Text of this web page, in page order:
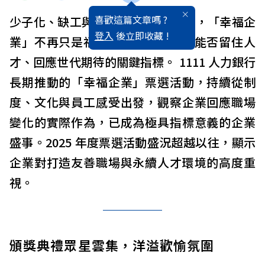
喜歡這篇文章嗎 ?
登入 後立即收藏 !
少子化、缺工與 AI 浪潮交織的當下，「幸福企
業」不再只是福利競賽，而是企業能否留住人
才、回應世代期待的關鍵指標。 1111 人力銀行
長期推動的「幸福企業」票選活動，持續從制
度、文化與員工感受出發，觀察企業回應職場
變化的實際作為，已成為極具指標意義的企業
盛事。2025 年度票選活動盛況超越以往，顯示
企業對打造友善職場與永續人才環境的高度重
視。
頒獎典禮眾星雲集，洋溢歡愉氛圍